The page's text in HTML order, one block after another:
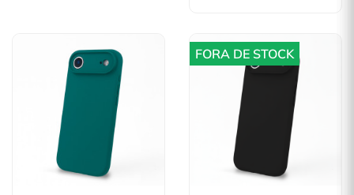
FORA DE STOCK